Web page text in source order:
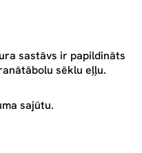
sastāvs ir papildināts
sēklu eļļu.
sajūtu.